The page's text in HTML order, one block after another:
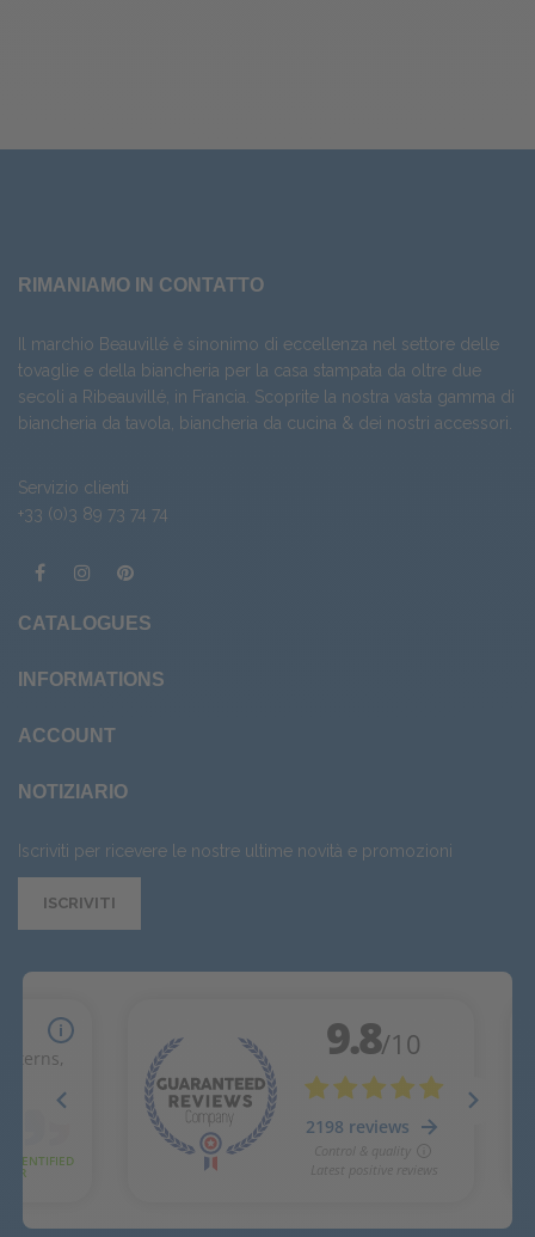
RIMANIAMO IN CONTATTO
Il marchio Beauvillé è sinonimo di eccellenza nel settore delle
tovaglie e della biancheria per la casa stampata da oltre due
secoli a Ribeauvillé, in Francia. Scoprite la nostra vasta gamma di
biancheria da tavola
biancheria da cucina & dei nostri accessori
Servizio clienti
+33 (0)3 89 73 74 74
CATALOGUES
INFORMATIONS
ACCOUNT
NOTIZIARIO
Iscriviti per ricevere le nostre ultime novità e promozioni
ISCRIVITI